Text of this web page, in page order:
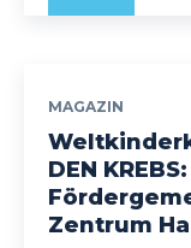
MAGAZIN
DEN
Zentrum